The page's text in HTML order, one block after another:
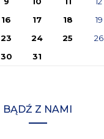
16 17 18 19
23 24 25 26
30
31
BĄDŹ Z NAMI